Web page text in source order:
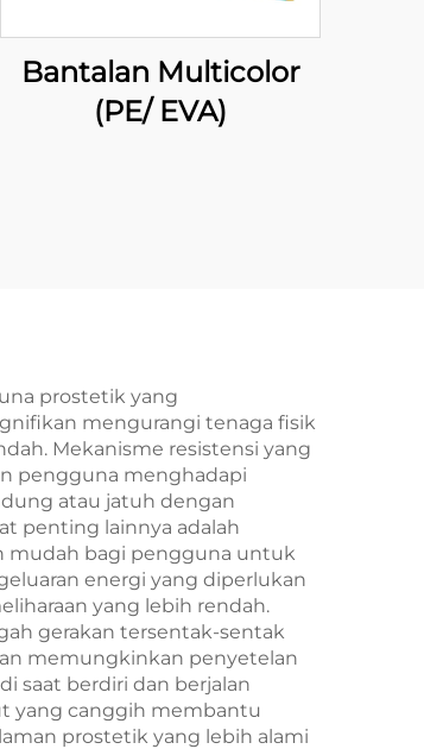
Bantalan Multicolor
(PE/ EVA)
prostetik yang
mengurangi tenaga fisik
Mekanisme resistensi yang
pengguna menghadapi
atau jatuh dengan
penting lainnya adalah
mudah bagi pengguna untuk
energi yang diperlukan
yang lebih rendah.
gerakan tersentak-sentak
memungkinkan penyetelan
saat berdiri dan berjalan
yang canggih membantu
prostetik yang lebih alami